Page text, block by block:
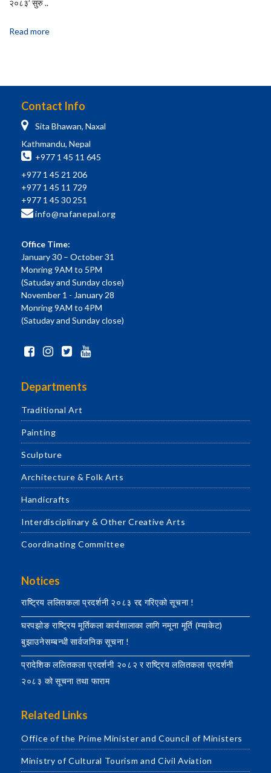
२०८३’ सुरु ..
Read more
Contact Info
Sita Bhawan, Naxal
Kathmandu, Nepal
+977 1 45 11 645
+977 1 45 21 206
+977 1 45 11 729
+977 1 45 30 251
info@nafanepal.org
Office Time:
January 30 – October 31
Monring 9AM to 5PM
(Satuday and Sunday close)
November 1 - January 28
Monring 9AM to 4PM
(Satuday and Sunday close)
Departments
Traditional Art
Painting
Sculpture
Architecture & Folk Arts
Handicrafts
Interdisciplinary & Other Creative Arts
Coordinating Committee
Notices
राष्ट्रिय ललितकला प्रदर्शनी २०८३ रद्द गरिएको सूचना !
घरपझोङ राष्ट्रिय मूर्तिकला कार्यशालाका लागि नमूना मूर्ति (म्याकेट)
बुझाउनेसम्बन्धी सार्वजनिक सूचना !
प्रादेशिक ललितकला प्रदर्शनी २०८२ र राष्ट्रिय ललितकला प्रदर्शनी
२०८३ को सूचना तथा फाराम
Related Links
Office of the Prime Minister and Council of Ministers
Ministry of Cultural Tourism and Civil Aviation